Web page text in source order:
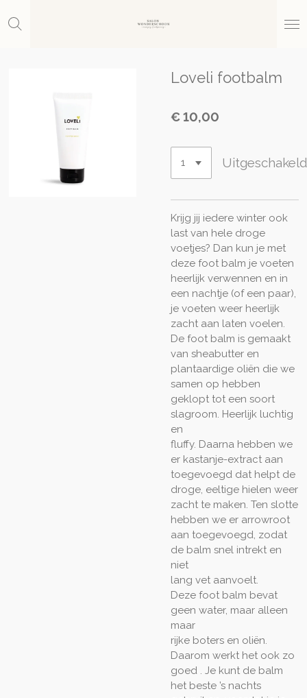
direct
Loveli footbalm
€ 10,00
Krijg jij iedere winter ook
last van hele droge
voetjes? Dan kun je met
deze foot balm je voeten
heerlijk verwennen en in
een nachtje (of een paar),
je voeten weer heerlijk
zacht aan laten voelen.
De foot balm is gemaakt
van sheabutter en
plantaardige oliën die we
samen op hebben
geklopt tot een soort
slagroom. Heerlijk luchtig
en
fluffy. Daarna hebben we
er kastanje-extract aan
toegevoegd dat helpt de
droge, eeltige hielen weer
zacht te maken. Ten slotte
hebben we er arrowroot
aan toegevoegd, zodat
de balm snel intrekt en
niet
lang vet aanvoelt.
Deze foot balm bevat
geen water, maar alleen
maar
rijke boters en oliën.
Daarom werkt het ook zo
goed . Je kunt de balm
het beste ’s nachts